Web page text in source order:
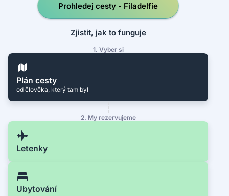
Prohledej cesty - Filadelfie
Zjistit, jak to funguje
1. Vyber si
Plán cesty
od člověka, který tam byl
2. My rezervujeme
Letenky
Ubytování